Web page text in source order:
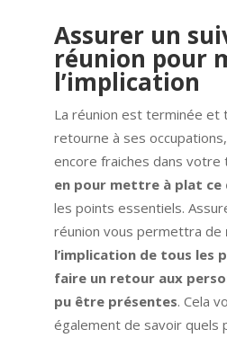
Assurer un
réunion pour
l’implication
La réunion est terminée et
retourne à ses
encore fraiches dans votre
en pour mettre à plat ce
les points essentiels.
réunion vous permettra de
l’implication de tous les
faire un retour aux
pu être présentes. Cela
également de savoir quels